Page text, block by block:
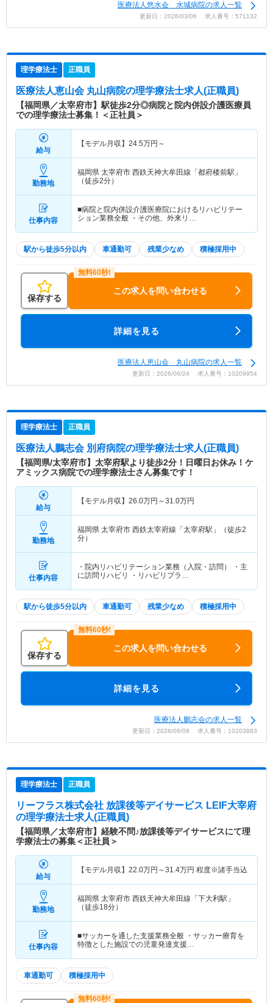
医療法人悠水会 水城病院の求人一覧
更新日：2026/03/06 求人番号：571132
理学療法士 正職員
医療法人恵山会 丸山病院の理学療法士求人(正職員)
【福岡県／太宰府市】駅徒歩2分◎病院と院内併設介護医療員
での理学療法士募集！＜正社員＞
給与
【モデル月収】 24.5万円～
勤務地
福岡県 太宰府市 西鉄天神大牟田線「都府楼前駅」
（徒歩2分）
仕事内容
■病院と院内併設介護医療院におけるリハビリテー
ション業務全般 ・その他、外来リ…
駅から徒歩5分以内 車通勤可 残業少なめ 積極採用中
保存する
この求人を問い合わせる
詳細を見る
医療法人恵山会 丸山病院の求人一覧
更新日：2026/06/24 求人番号：10209954
理学療法士 正職員
医療法人鵬志会 別府病院の理学療法士求人(正職員)
【福岡県/太宰府市】太宰府駅より徒歩2分！日曜日お休み！ケ
アミックス病院での理学療法士さん募集です！
給与
【モデル月収】 26.0万円～31.0万円
勤務地
福岡県 太宰府市 西鉄太宰府線「太宰府駅」（徒歩2
分）
仕事内容
・院内リハビリテーション業務（入院・訪問） ・主
に訪問リハビリ ・リハビリプラ…
駅から徒歩5分以内 車通勤可 残業少なめ 積極採用中
保存する
この求人を問い合わせる
詳細を見る
医療法人鵬志会の求人一覧
更新日：2026/06/09 求人番号：10203883
理学療法士 正職員
リーフラス株式会社 放課後等デイサービス LEIF大宰府
の理学療法士求人(正職員)
【福岡県／太宰府市】経験不問♪放課後等デイサービスにて理
学療法士の募集＜正社員＞
給与
【モデル月収】 22.0万円～31.4万円 程度※諸手当込
勤務地
福岡県 太宰府市 西鉄天神大牟田線「下大利駅」
（徒歩18分）
仕事内容
■サッカーを通した支援業務全般 ・サッカー療育を
特徴とした施設での児童発達支援…
車通勤可 積極採用中